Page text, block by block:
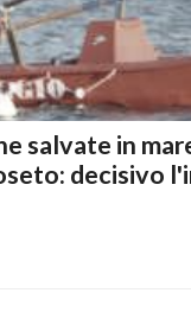
salvate in
decisivo